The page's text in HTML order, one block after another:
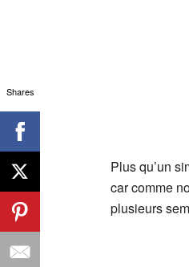
Plus qu’un
car comme
plusieurs
Shares